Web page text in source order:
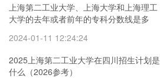
上海第二工业大学、上海大学和上海理工
大学的去年或者前年的专科分数线是多
2024-01-11 12:24:24
2025上海第二工业大学在四川招生计划是
什么（2026参考）